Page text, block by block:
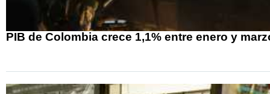
PIB de Colombia crece 1,1% entre enero y